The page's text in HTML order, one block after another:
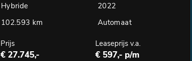
Hybride
2022
102.593 km
Automaat
Prijs
€ 27.745,-
Leaseprijs v.a.
€ 597,- p/m